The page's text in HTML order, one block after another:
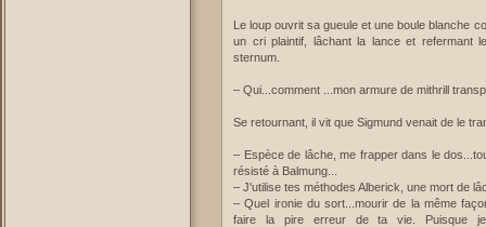
Le loup ouvrit sa gueule et une boule blanche
un cri plaintif, lâchant la lance et refermant
sternum.
– Qui...comment ...mon armure de mithrill
Se retournant, il vit que Sigmund venait de le
– Espèce de lâche, me frapper dans le
résisté à Balmung...
– J'utilise tes méthodes Alberick, une mort de
– Quel ironie du sort...mourir de la même
faire la pire erreur de ta vie. Puisque